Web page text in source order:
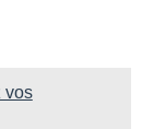
vos